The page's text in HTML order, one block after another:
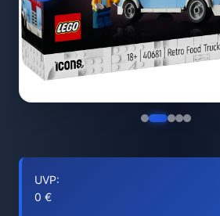
UVP:
0 €